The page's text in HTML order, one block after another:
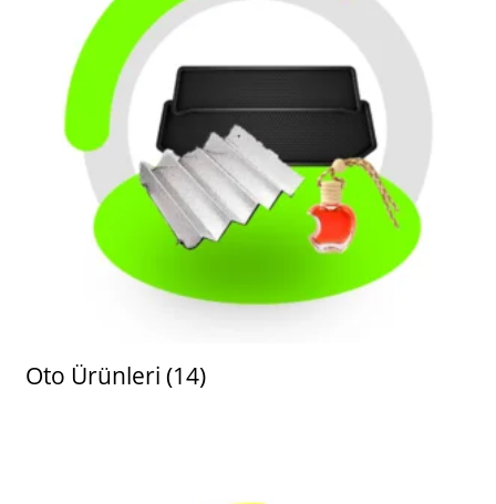
Oto Ürünleri (14)